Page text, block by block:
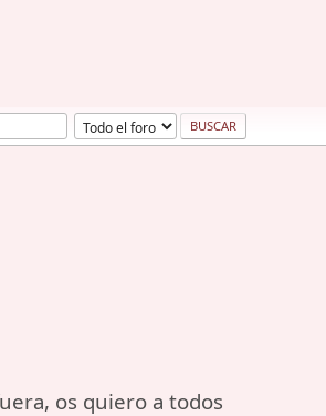
os quiero a todos